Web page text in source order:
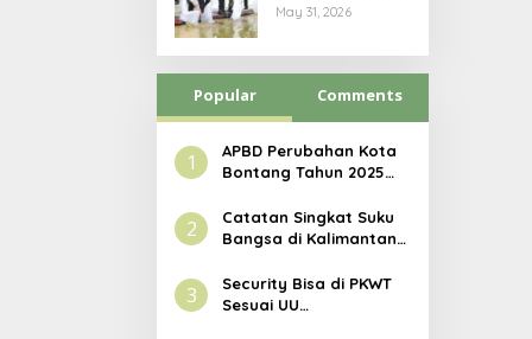
Industrial
Bontang,
Dorong
Penguatan
Ketahanan
May 31, 2026
Popular Comments
1
APBD Perubahan Kota
Bontang Tahun 2025
Triliun
2
Catatan Singkat Suku
Bangsa di Kalimantan
3
Security Bisa di PKWT
Sesuai UU